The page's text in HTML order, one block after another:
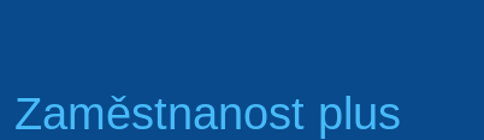
Zaměstnanost plus